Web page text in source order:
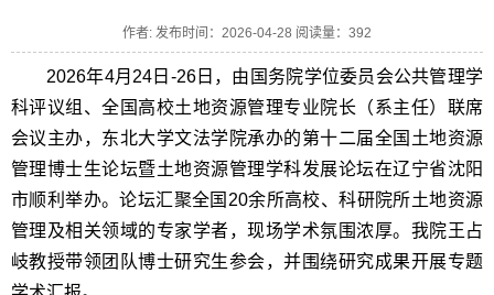
作者: 发布时间：2026-04-28 阅读量： 392
2026年4月24日-26日，由国务院学位委员会公共管理学
科评议组、全国高校土地资源管理专业院长（系主任）联席
会议主办，东北大学文法学院承办的第十二届全国土地资源
管理博士生论坛暨土地资源管理学科发展论坛在辽宁省沈阳
市顺利举办。论坛汇聚全国20余所高校、科研院所土地资源
管理及相关领域的专家学者，现场学术氛围浓厚。我院王占
岐教授带领团队博士研究生参会，并围绕研究成果开展专题